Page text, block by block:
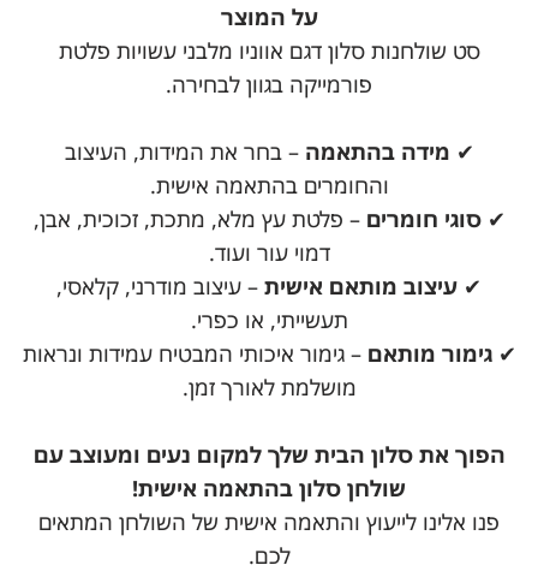
על המוצר
סט שולחנות סלון דגם אווניו מלבני עשויות פלטת
פורמייקה בגוון לבחירה.
✔ מידה בהתאמה – בחר את המידות, העיצוב
והחומרים בהתאמה אישית.
✔סוגי חומרים – פלטת עץ מלא, מתכת, זכוכית, אבן,
דמוי עור ועוד.
✔ עיצוב מותאם אישית – עיצוב מודרני, קלאסי,
תעשייתי, או כפרי.
✔גימור מותאם – גימור איכותי המבטיח עמידות ונראות
מושלמת לאורך זמן.
הפוך את סלון הבית שלך למקום נעים ומעוצב עם
שולחן סלון בהתאמה אישית!
פנו אלינו לייעוץ והתאמה אישית של השולחן המתאים
לכם.